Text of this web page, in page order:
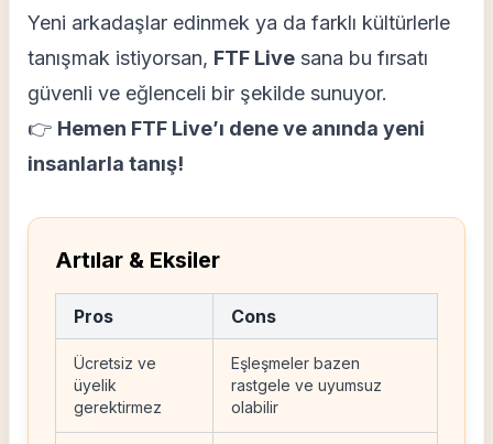
Yeni arkadaşlar edinmek ya da farklı kültürlerle
tanışmak istiyorsan, FTF Live sana bu fırsatı
güvenli ve eğlenceli bir şekilde sunuyor.
👉 Hemen FTF Live’ı dene ve anında yeni
insanlarla tanış!
Artılar & Eksiler
Pros Cons
Ücretsiz ve
üyelik
gerektirmez
Eşleşmeler bazen
rastgele ve uyumsuz
olabilir